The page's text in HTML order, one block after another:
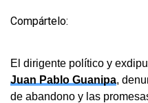
Compártelo:
El dirigente político y
Juan Pablo Guanipa,
de abandono y las